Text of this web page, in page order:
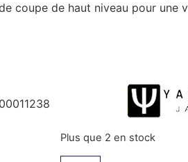
coupe de haut niveau pour une
Plus que 2 en stock